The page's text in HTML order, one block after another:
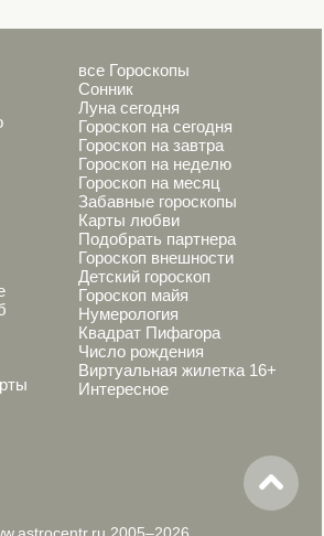
все Гороскопы
Сонник
Луна сегодня
Гороскоп на сегодня
Гороскоп на завтра
Гороскоп на неделю
Гороскоп на месяц
Забавные гороскопы
Карты любви
Подобрать партнера
Гороскоп внешности
Детский гороскоп
Гороскоп майя
Нумерология
Квадрат Пифагора
Число рождения
Виртуальная жилетка 16+
Интересное